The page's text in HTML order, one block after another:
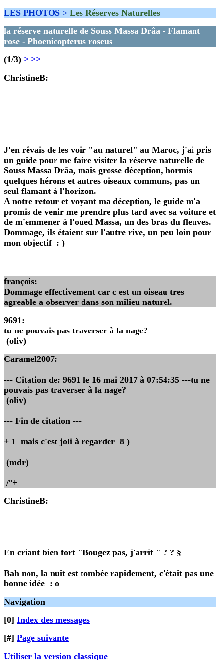
LES PHOTOS > Les Réserves Naturelles
la réserve naturelle de Souss Massa Drâa - Flamant
rose - Phoenicopterus roseus
(1/3) > >>
ChristineB:
J'en rêvais de les voir "au naturel" au Maroc, j'ai pris
un guide pour me faire visiter la réserve naturelle de
Souss Massa Drâa, mais grosse déception, hormis
quelques hérons et autres oiseaux communs, pas un
seul flamant à l'horizon.
A notre retour et voyant ma déception, le guide m'a
promis de venir me prendre plus tard avec sa voiture et
de m'emmener à l'oued Massa, un des bras du fleuves.
Dommage, ils étaient sur l'autre rive, un peu loin pour
mon objectif : )
françois:
Dommage effectivement car c est un oiseau tres
agreable a observer dans son milieu naturel.
9691:
tu ne pouvais pas traverser à la nage?
(oliv)
Caramel2007:
--- Citation de: 9691 le 16 mai 2017 à 07:54:35 ---tu ne
pouvais pas traverser à la nage?
(oliv)
--- Fin de citation ---
+ 1 mais c'est joli à regarder 8 )
(mdr)
/°+
ChristineB:
En criant bien fort "Bougez pas, j'arrif " ? ? §
Bah non, la nuit est tombée rapidement, c'était pas une
bonne idée : o
Navigation
[0] Index des messages
[#] Page suivante
Utiliser la version classique